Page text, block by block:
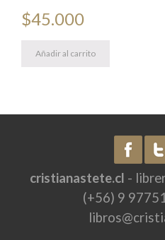
$45.000
Añadir al carrito
cristianastete.cl -
(+56) 9